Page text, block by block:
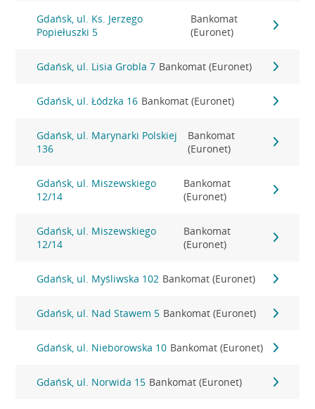
Gdańsk, ul. Ks. Jerzego
Popiełuszki 5
Bankomat
(Euronet)
Gdańsk, ul. Lisia Grobla 7 Bankomat (Euronet)
Gdańsk, ul. Łódzka 16 Bankomat (Euronet)
Gdańsk, ul. Marynarki Polskiej
136
Bankomat
(Euronet)
Gdańsk, ul. Miszewskiego
12/14
Bankomat
(Euronet)
Gdańsk, ul. Miszewskiego
12/14
Bankomat
(Euronet)
Gdańsk, ul. Myśliwska 102 Bankomat (Euronet)
Gdańsk, ul. Nad Stawem 5 Bankomat (Euronet)
Gdańsk, ul. Nieborowska 10 Bankomat (Euronet)
Gdańsk, ul. Norwida 15 Bankomat (Euronet)